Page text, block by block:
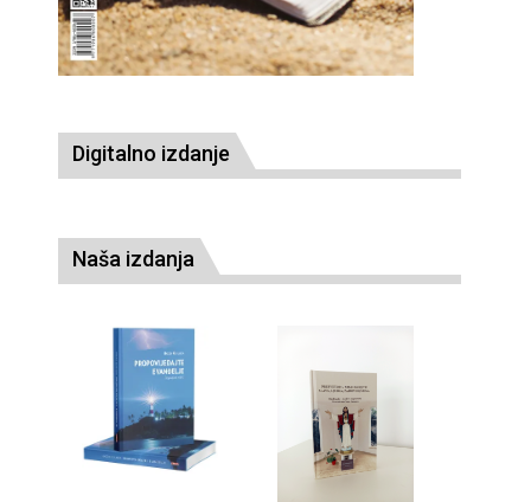
Digitalno izdanje
Naša izdanja